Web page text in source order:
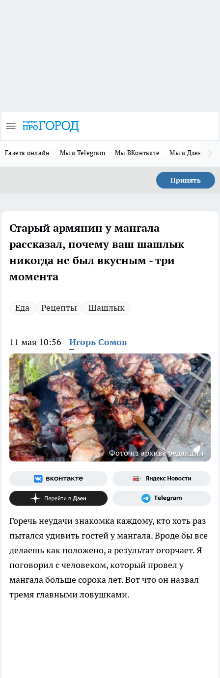
Газета онлайн Мы в Telegram Мы ВКонтакте Мы в Дзене
Принять
Старый армянин у мангала
рассказал, почему ваш шашлык
никогда не был вкусным - три
момента
Еда Рецепты Шашлык
11 мая 10:56 Игорь Сомов
Фото из архива редакции
Горечь неудачи знакомка каждому, кто хоть раз
пытался удивить гостей у мангала. Вроде бы все
делаешь как положено, а результат огорчает. Я
поговорил с человеком, который провел у
мангала больше сорока лет. Вот что он назвал
тремя главными ловушками.